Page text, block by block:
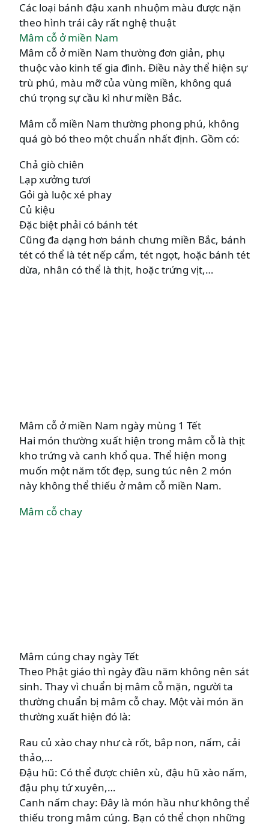
Các loại bánh đậu xanh nhuộm màu được nặn
theo hình trái cây rất nghệ thuật
Mâm cỗ ở miền Nam
Mâm cỗ ở miền Nam thường đơn giản, phụ
thuộc vào kinh tế gia đình. Điều này thể hiện sự
trù phú, màu mỡ của vùng miền, không quá
chú trọng sự cầu kì như miền Bắc.
Mâm cỗ miền Nam thường phong phú, không
quá gò bó theo một chuẩn nhất định. Gồm có:
Chả giò chiên
Lạp xưởng tươi
Gỏi gà luộc xé phay
Củ kiệu
Đặc biệt phải có bánh tét
Cũng đa dạng hơn bánh chưng miền Bắc, bánh
tét có thể là tét nếp cẩm, tét ngọt, hoặc bánh tét
dừa, nhân có thể là thịt, hoặc trứng vịt,…
Mâm cỗ ở miền Nam ngày mùng 1 Tết
Hai món thường xuất hiện trong mâm cỗ là thịt
kho trứng và canh khổ qua. Thể hiện mong
muốn một năm tốt đẹp, sung túc nên 2 món
này không thể thiếu ở mâm cỗ miền Nam.
Mâm cỗ chay
Mâm cúng chay ngày Tết
Theo Phật giáo thì ngày đầu năm không nên sát
sinh. Thay vì chuẩn bị mâm cỗ mặn, người ta
thường chuẩn bị mâm cỗ chay. Một vài món ăn
thường xuất hiện đó là:
Rau củ xào chay như cà rốt, bắp non, nấm, cải
thảo,…
Đậu hũ: Có thể được chiên xù, đậu hũ xào nấm,
đậu phụ tứ xuyên,…
Canh nấm chay: Đây là món hầu như không thể
thiếu trong mâm cúng. Bạn có thể chọn những